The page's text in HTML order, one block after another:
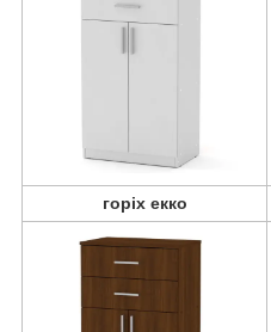
горіх екко